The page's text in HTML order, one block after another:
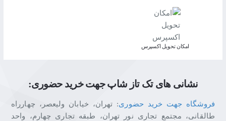
اﻣﮑﺎن ﺗﺤﻮﯾﻞ اﮐﺴﭙﺮس
نشانی های تک تاز شاپ جهت خرید حضوری:
فروشگاه جهت خرید حضوری: تهران، خیابان ولیعصر، چهارراه
طالقانی، مجتمع تجاری نور تهران، طبقه تجاری چهارم، واحد